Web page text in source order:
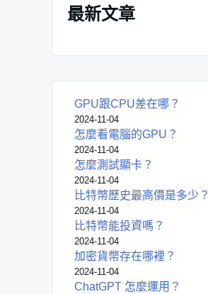
最新文章
GPU跟CPU差在哪？
2024-11-04
怎麼看電腦的GPU？
2024-11-04
怎麼測試顯卡？
2024-11-04
比特幣歷史最高價是多少？
2024-11-04
比特幣能投資嗎？
2024-11-04
加密貨幣存在哪裡？
2024-11-04
ChatGPT 怎麼運用？